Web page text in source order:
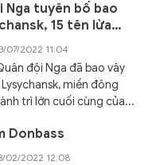
Nga tuyên bố bao
15 tên lửa
bắn hạ ở Melitopol
07/2022 11:04
đội Nga đã bao vây
miền đông
trì lớn cuối cùng của...
Donbass
02/2022 12:08